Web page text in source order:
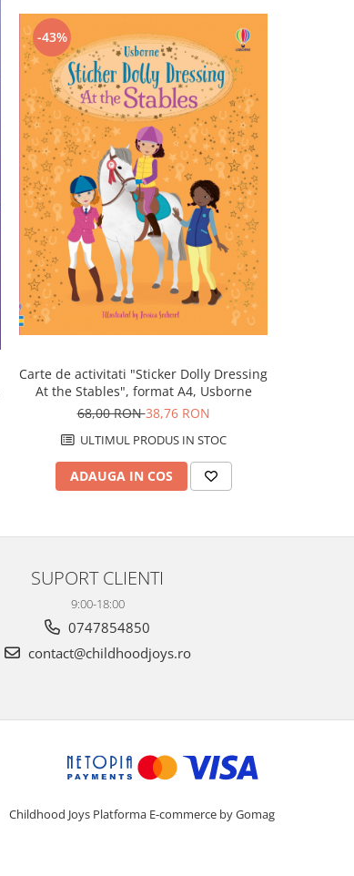
-43%
Carte de activitati "Sticker Dolly Dressing
At the Stables", format A4, Usborne
68,00 RON38,76 RON
ULTIMUL PRODUS IN STOC
ADAUGA IN COS
SUPORT CLIENTI
9:00-18:00
0747854850
contact@childhoodjoys.ro
Childhood Joys Platforma E-commerce by Gomag